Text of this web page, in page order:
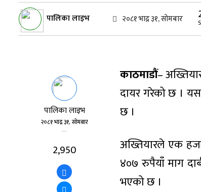
पालिका लाइभ २०८१ भाद्र ३१, सोमबार
पालिका लाइभ
२०८१ भाद्र ३१, सोमबार
2,950
काठमाडौं–
दायर गरेको छ ।
छ ।
अख्तियारले एक
४०७ रुपैयाँ माग
भएको छ ।